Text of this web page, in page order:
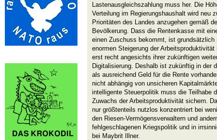
Lastenausgleichszahlung muss her. Die
Verteilung im Regierungshaushalt wird neu
Prioritäten des Landes anzugehen gemäß
Bevölkerung. Dass die Rentenkasse mit
einen Zuschuss bekommt, ist
enormen Steigerung der
erst recht angesichts ihrer zukünftigen
Digitalisierung. Deshalb ist zukünftig in der
als ausreichend Geld für die Rente
nicht abhängig von unsicheren
intelligente Steuerpolitik muss die Teilhabe
Zuwachs der Arbeitsproduktivität sichern.
nur größtenteils nutzlos konzentriert bei
den Riesen-Vermögensverwaltern und
fehlgeschlagenen Kriegspolitik und in
bei Maybrit Illner.